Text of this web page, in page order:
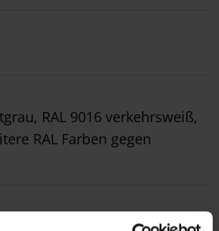
RAL 9016 verkehrsweiß,
RAL Farben gegen
100% robuster Acryl-Faser